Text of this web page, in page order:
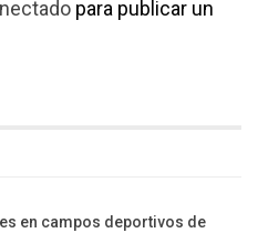
para publicar un
en campos deportivos de